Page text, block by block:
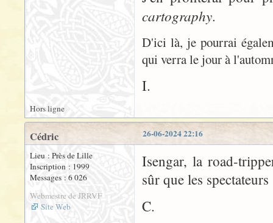
cartography.
D'ici là, je pourrai
qui verra le jour à
I.
Hors ligne
26-06-2024 22:16
Cédric
Lieu : Près de Lille
Inscription : 1999
Messages : 6 026
Webmestre de JRRVF
Site Web
Isengar, la road-
sûr que les
C.